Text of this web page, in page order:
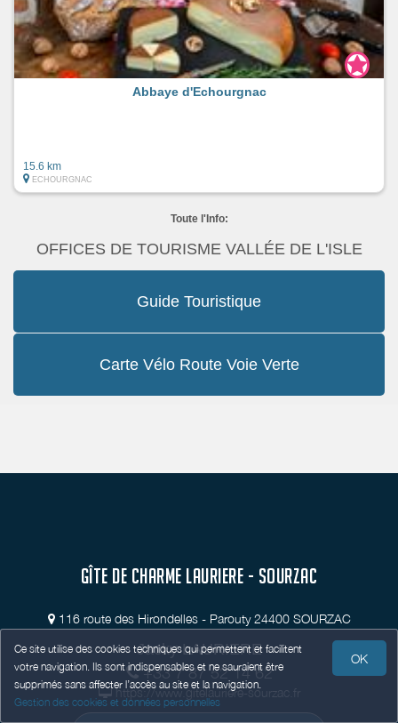
Ce site utilise des cookies techniques qui permettent et facilitent
votre navigation. Ils sont indispensables et ne sauraient être
supprimés sans affecter l’accès au site et la navigation.
Gestion des cookies et données personnelles
OK
Abbaye d'Echourgnac
15.6 km
ECHOURGNAC
Toute l'Info:
OFFICES DE TOURISME VALLÉE DE L'ISLE
Guide Touristique
Carte Vélo Route Voie Verte
GÎTE DE CHARME LAURIERE - SOURZAC
116 route des Hirondelles - Parouty 24400 SOURZAC
Jacky LAURIERE
+33 7 87 52 14 62
https://www.gitelauriere-sourzac.fr